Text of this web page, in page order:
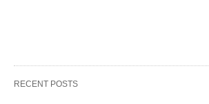
RECENT POSTS